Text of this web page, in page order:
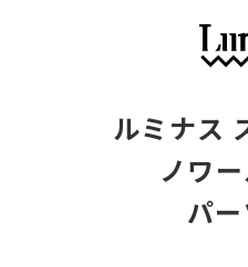
ルミナス
ノワ
パ